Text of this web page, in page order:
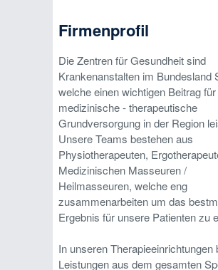
Firmenprofil
Die Zentren für Gesundheit sind
Krankenanstalten im Bundesland
welche einen wichtigen Beitrag
medizinische - therapeutische
Grundversorgung in der Region
Unsere Teams bestehen aus
Physiotherapeuten,
Medizinischen Masseuren /
Heilmasseuren, welche eng
zusammenarbeiten um das
Ergebnis für unsere Patienten zu
In unseren Therapieeinrichtungen
Leistungen aus dem gesamten